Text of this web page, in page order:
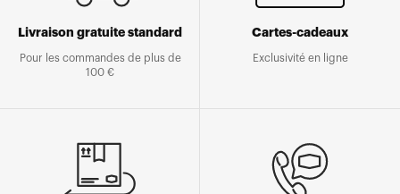
Livraison gratuite standard
Pour les commandes de plus de
100 €
Cartes-cadeaux
Exclusivité en ligne